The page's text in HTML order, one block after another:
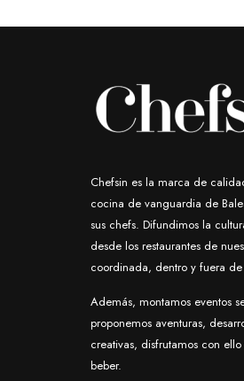
Chefsin es la marca de
cocina de vanguardia de
sus chefs. Difundimos la
desde los restaurantes de
coordinada, dentro y fuera de
Además, montamos eventos
proponemos aventuras,
creativas, disfrutamos con
beber.